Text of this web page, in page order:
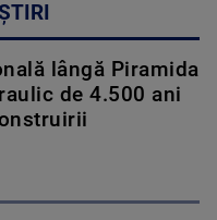
lângă Piramida
de 4.500 ani